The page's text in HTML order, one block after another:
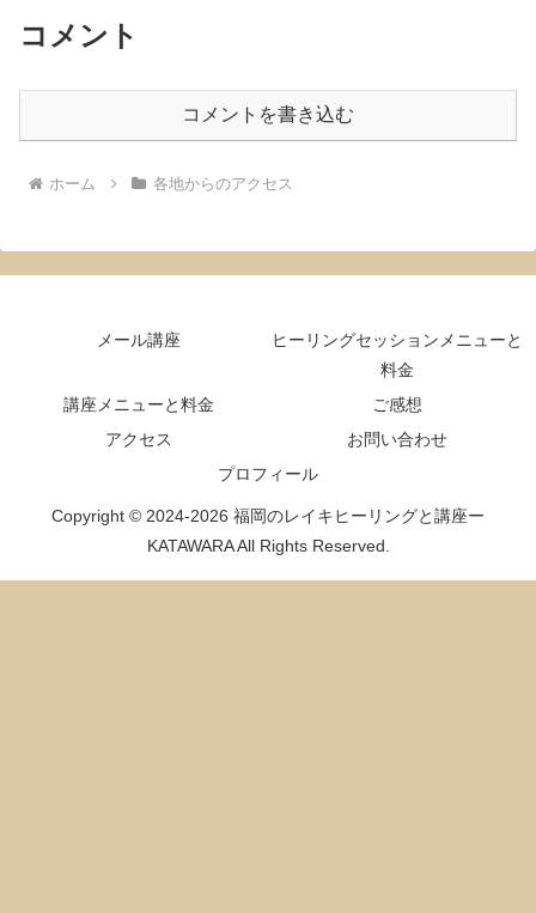
コメント
コメントを書き込む
ホーム 各地からのアクセス
メール講座
ヒーリングセッションメニューと
料金
講座メニューと料金
ご感想
アクセス
お問い合わせ
プロフィール
Copyright © 2024-2026 福岡のレイキヒーリングと講座ー
KATAWARA All Rights Reserved.